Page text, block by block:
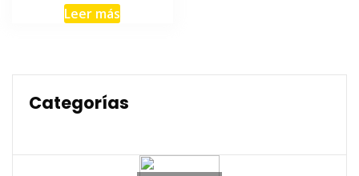
original
era:
Leer más
Categorías